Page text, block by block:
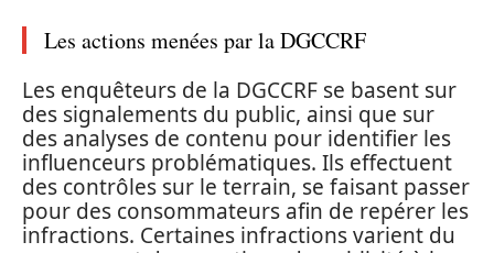
Les actions menées par la DGCCRF
Les enquêteurs de la DGCCRF se basent sur
des signalements du public, ainsi que sur
des analyses de contenu pour identifier les
influenceurs problématiques. Ils effectuent
des contrôles sur le terrain, se faisant passer
pour des consommateurs afin de repérer les
infractions. Certaines infractions varient du